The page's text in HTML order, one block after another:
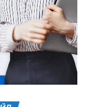
сумними
Однак для
подібне,
блокади, а
як виявилося,
аби цю саму
до